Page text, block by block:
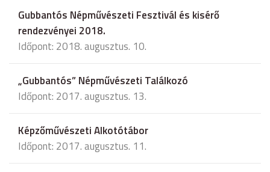
Gubbantós Népművészeti Fesztivál és kisérő
rendezvényei 2018.
Időpont: 2018. augusztus. 10.
„Gubbantós” Népművészeti Találkozó
Időpont: 2017. augusztus. 13.
Képzőművészeti Alkotótábor
Időpont: 2017. augusztus. 11.